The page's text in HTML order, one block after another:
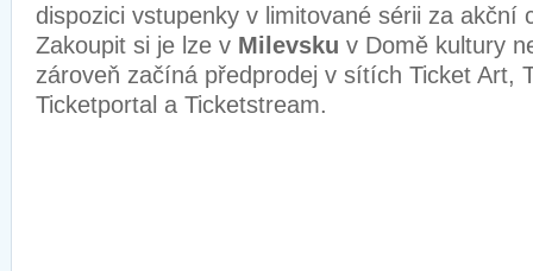
dispozici vstupenky v limitované sérii za akční
Zakoupit si je lze v Milevsku v Domě kultury
zároveň začíná předprodej v sítích Ticket Art,
Ticketportal a Ticketstream.